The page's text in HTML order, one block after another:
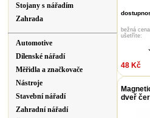
Stojany s nářadím
Zahrada
Automotive
Dílenské nářadí
Měřidla a značkovače
Nástroje
Stavební nářadí
Zahradní nářadí
bežná
ušetříte:
48 Kč
dveř